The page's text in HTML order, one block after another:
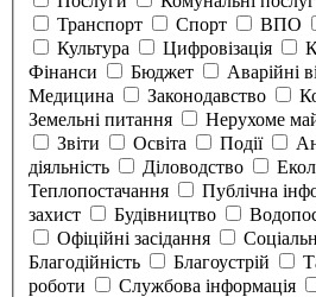
Транспорт
Спорт ВПО
Культура
Цифровізація
Фінанси
Бюджет
Аварійні
Медицина
Законодавство
Земельні питання
Нерухоме
Звіти
Освіта Події
діяльність
Діловодство
Теплопостачання
Публічна
захист
Будівництво
Офіційні засідання
Благодійність
Благоустрій
роботи
Службова інформація